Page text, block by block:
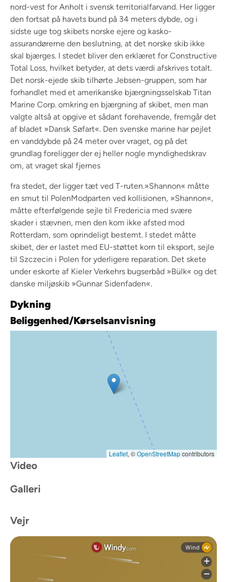
nord-vest for Anholt i svensk territorialfarvand. Her ligger
den fortsat på havets bund på 34 meters dybde, og i
sidste uge tog skibets norske ejere og kasko-
assurandørerne den beslutning, at det norske skib ikke
skal bjærges. I stedet bliver den erklæret for Constructive
Total Loss, hvilket betyder, at dets værdi afskrives totalt.
Det norsk-ejede skib tilhørte Jebsen-gruppen, som har
forhandlet med et amerikanske bjærgningsselskab Titan
Marine Corp. omkring en bjærgning af skibet, men man
valgte altså at opgive et sådant forehavende, fremgår det
af bladet »Dansk Søfart«. Den svenske marine har pejlet
en vanddybde på 24 meter over vraget, og på det
grundlag foreligger der ej heller nogle myndighedskrav
om, at vraget skal fjernes
fra stedet, der ligger tæt ved T-ruten.»Shannon« måtte
en smut til PolenModparten ved kollisionen, »Shannon«,
måtte efterfølgende sejle til Fredericia med svære
skader i stævnen, men den kom ikke afsted mod
Rotterdam, som oprindeligt bestemt. I stedet måtte
skibet, der er lastet med EU-støttet korn til eksport, sejle
til Szczecin i Polen for yderligere reparation. Det skete
under eskorte af Kieler Verkehrs bugserbåd »Bülk« og det
danske miljøskib »Gunnar Sidenfaden«.
Dykning
Beliggenhed/Kørselsanvisning
Leaflet, ©OpenStreetMapcontributors
Video
Galleri
Vejr